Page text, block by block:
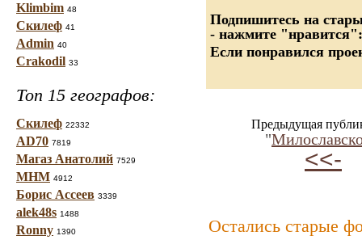
Klimbim 48
Скилеф 41
Admin 40
Crakodil 33
Топ 15 географов:
Скилеф 22332
AD70 7819
Магаз Анатолий 7529
МНМ 4912
Борис Ассеев 3339
alek48s 1488
Ronny 1390
Подпишитесь на
- нажмите "нравится":
Если понравился
Предыдущая
"
<<-
Остались старые